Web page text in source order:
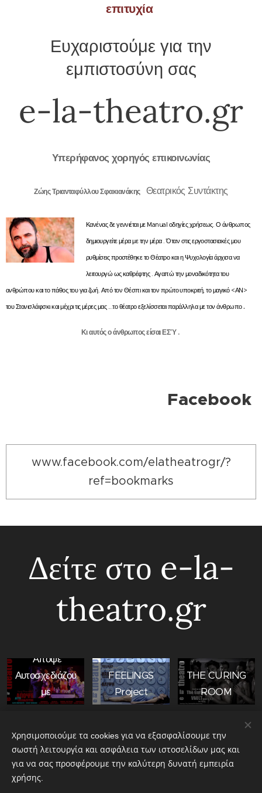
επιτυχία
Ευχαριστούμε για την
εμπιστοσύνη σας
e-la-theatro.gr
Υπερήφανος χορηγός επικοινωνίας
Ζώης Τριανταφύλλου Σφακιανάκης Θεατρικός Συντάκτης
Κανένας δε γεννιέται με Manual οδηγίες χρήσεως. Ο άνθρωπος
δημιουργείτε μέρα με την μέρα . Όταν στις εργοστασιακές μου
ρυθμίσεις προστέθηκε το Θέατρο και η Ψυχολογία άρχισα να
λειτουργώ ως καθρέφτης . Αγαπώ την μοναδικότητα του
ανθρώπου και το πάθος του για ζωή. Από τον Θέσπι και τον πρώτο υποκριτή, το μαγικό <ΑΝ>
του Στανισλάφσκι και μέχρι τις μέρες μας ...το θέατρο εξελίσσεται παράλληλα με τον άνθρωπο .
Κι αυτός ο άνθρωπος είσαι ΕΣΎ .
Facebook
www.facebook.com/elatheatrogr/?
ref=bookmarks
Δείτε στο e-la-
theatro.gr
Απόψε
Αυτοσχεδιάζου
με
FEELINGS
Project
THE CURING
ROOM
Χρησιμοποιούμε τα cookies για να εξασφαλίσουμε την
σωστή λειτουργία και ασφάλεια των ιστοσελίδων μας και
για να σας προσφέρουμε την καλύτερη δυνατή εμπειρία
χρήσης.